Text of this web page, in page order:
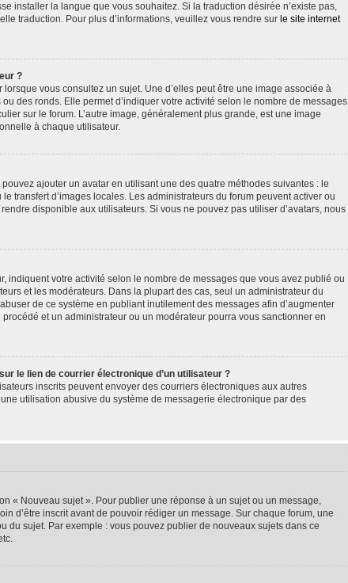
installer la langue que vous souhaitez. Si la traduction désirée n’existe pas,
traduction. Pour plus d’informations, veuillez vous rendre sur le site internet
?
vous consultez un sujet. Une d’elles peut être une image associée à
des ronds. Elle permet d’indiquer votre activité selon le nombre de messages
sur le forum. L’autre image, généralement plus grande, est une image
à chaque utilisateur.
ajouter un avatar en utilisant une des quatre méthodes suivantes : le
transfert d’images locales. Les administrateurs du forum peuvent activer ou
disponible aux utilisateurs. Si vous ne pouvez pas utiliser d’avatars, nous
indiquent votre activité selon le nombre de messages que vous avez publié ou
et les modérateurs. Dans la plupart des cas, seul un administrateur du
de ce système en publiant inutilement des messages afin d’augmenter
et un administrateur ou un modérateur pourra vous sanctionner en
le lien de courrier électronique d’un utilisateur ?
inscrits peuvent envoyer des courriers électroniques aux autres
utilisation abusive du système de messagerie électronique par des
« Nouveau sujet ». Pour publier une réponse à un sujet ou un message,
d’être inscrit avant de pouvoir rédiger un message. Sur chaque forum, une
du sujet. Par exemple : vous pouvez publier de nouveaux sujets dans ce